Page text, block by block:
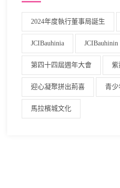
2024年度執行董事局誕生
JCIBauhinia JCIBauhinin
第四十四屆週年大會 紫
迎心凝聚拼出荊喜 青少
馬拉檳城文化